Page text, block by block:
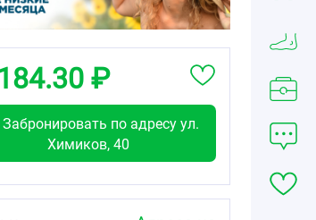
54.50
₽
Забронировать по адресу ул.
Химиков, 40